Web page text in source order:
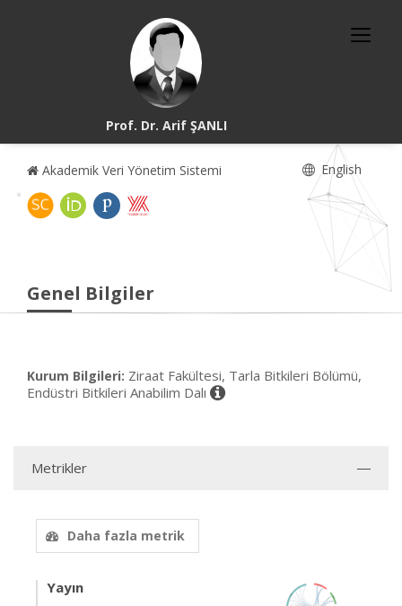
Prof. Dr. Arif ŞANLI
Akademik Veri Yönetim Sistemi English
Genel Bilgiler
Kurum Bilgileri: Ziraat Fakültesi, Tarla Bitkileri Bölümü,
Endüstri Bitkileri Anabilim Dalı
Metrikler
Daha fazla metrik
Yayın